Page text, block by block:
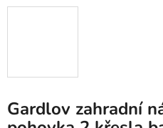
Gardlov zahradní